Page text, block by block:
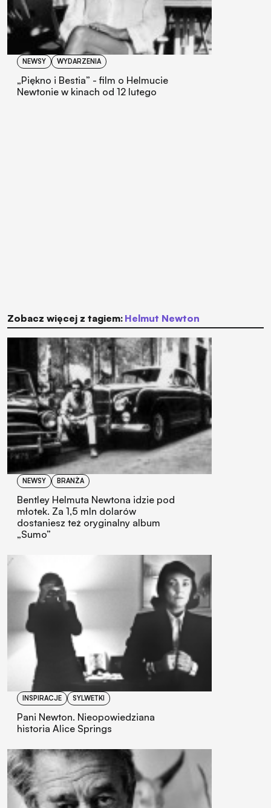
NEWSY WYDARZENIA
„Piękno i Bestia” - film o Helmucie
Newtonie w kinach od 12 lutego
Zobacz więcej z tagiem: Helmut Newton
NEWSY BRANŻA
Bentley Helmuta Newtona idzie pod
młotek. Za 1,5 mln dolarów
dostaniesz też oryginalny album
„Sumo”
INSPIRACJE SYLWETKI
Pani Newton. Nieopowiedziana
historia Alice Springs